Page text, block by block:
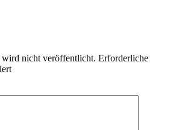
nicht veröffentlicht. Erforderliche